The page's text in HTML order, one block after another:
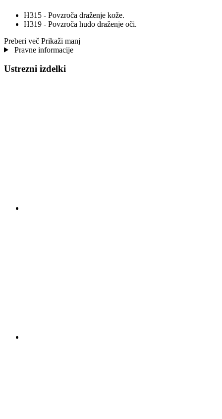
H315 - Povzroča draženje kože.
H319 - Povzroča hudo draženje oči.
Preberi več Prikaži manj
Pravne informacije
Ustrezni izdelki